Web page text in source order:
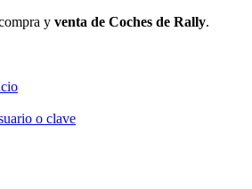
y venta de Coches de Rally.
o clave